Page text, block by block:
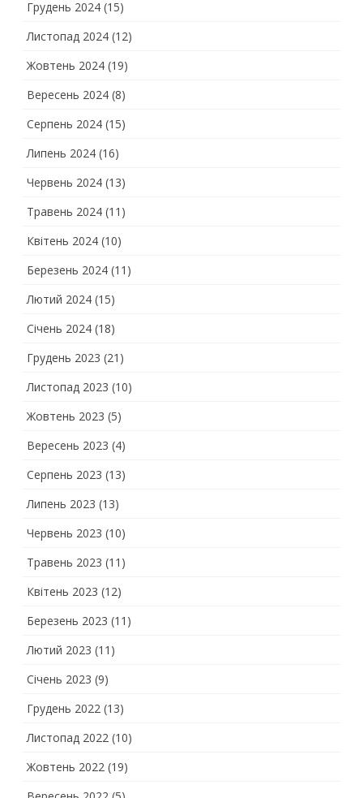
Грудень 2024 (15)
Листопад 2024 (12)
Жовтень 2024 (19)
Вересень 2024 (8)
Серпень 2024 (15)
Липень 2024 (16)
Червень 2024 (13)
Травень 2024 (11)
Квітень 2024 (10)
Березень 2024 (11)
Лютий 2024 (15)
Січень 2024 (18)
Грудень 2023 (21)
Листопад 2023 (10)
Жовтень 2023 (5)
Вересень 2023 (4)
Серпень 2023 (13)
Липень 2023 (13)
Червень 2023 (10)
Травень 2023 (11)
Квітень 2023 (12)
Березень 2023 (11)
Лютий 2023 (11)
Січень 2023 (9)
Грудень 2022 (13)
Листопад 2022 (10)
Жовтень 2022 (19)